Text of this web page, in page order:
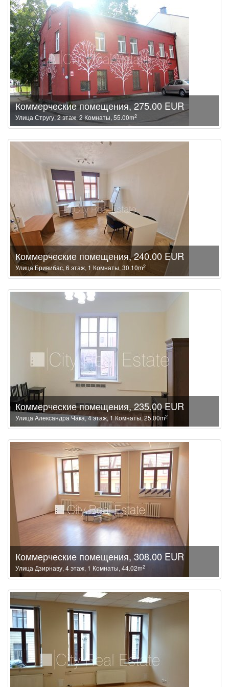
Коммерческие помещения, 275.00 EUR
Улица Стругу, 2 этаж, 2 Комнаты, 55.00m2
Коммерческие помещения, 240.00 EUR
Улица Бривибас, 6 этаж, 1 Комнаты, 30.10m2
Коммерческие помещения, 235.00 EUR
Улица Александра Чака, 4 этаж, 1 Комнаты, 25.00m2
Коммерческие помещения, 308.00 EUR
Улица Дзирнаву, 4 этаж, 1 Комнаты, 44.02m2